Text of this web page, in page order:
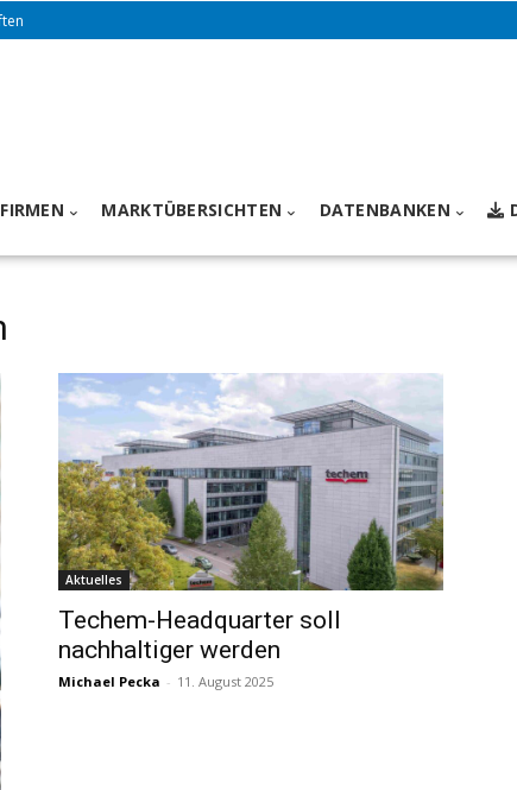
FIRMEN MARKTÜBERSICHTEN DATENBANKEN
Aktuelles
Techem-Headquarter soll
nachhaltiger werden
Michael Pecka - 11. August 2025